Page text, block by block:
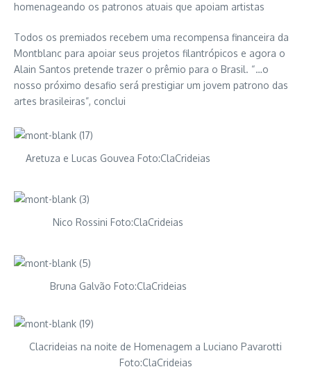
homenageando os patronos atuais que apoiam artistas
Todos os premiados recebem uma recompensa financeira da
Montblanc para apoiar seus projetos filantrópicos e agora o
Alain Santos pretende trazer o prêmio para o Brasil. “…o
nosso próximo desafio será prestigiar um jovem patrono das
artes brasileiras”, conclui
Aretuza e Lucas Gouvea Foto:ClaCrideias
Nico Rossini Foto:ClaCrideias
Bruna Galvão Foto:ClaCrideias
Clacrideias na noite de Homenagem a Luciano Pavarotti
Foto:ClaCrideias